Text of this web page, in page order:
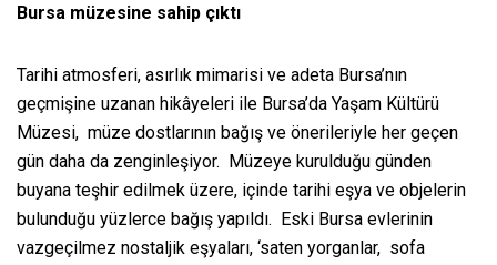
Bursa müzesine sahip çıktı
Tarihi atmosferi, asırlık mimarisi ve adeta Bursa’nın
geçmişine uzanan hikâyeleri ile Bursa’da Yaşam Kültürü
Müzesi, müze dostlarının bağış ve önerileriyle her geçen
gün daha da zenginleşiyor. Müzeye kurulduğu günden
buyana teşhir edilmek üzere, içinde tarihi eşya ve objelerin
bulunduğu yüzlerce bağış yapıldı. Eski Bursa evlerinin
vazgeçilmez nostaljik eşyaları, ‘saten yorganlar, sofa